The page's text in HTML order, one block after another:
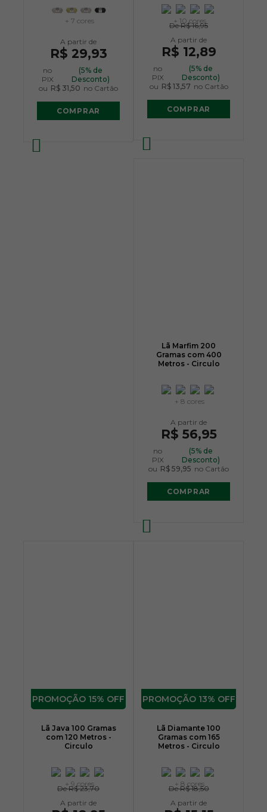
+ 7 cores
R$ 29,93
no
PIX
(5% de
Desconto)
ou R$ 31,50 no Cartão
COMPRAR
+ 10 cores
DeR$ 16,95
R$ 12,89
no
PIX
(5% de
Desconto)
ou R$ 13,57 no Cartão
COMPRAR
Lã Marfim 200
Gramas com 400
Metros - Circulo
+ 8 cores
R$ 56,95
no
PIX
(5% de
Desconto)
ou R$ 59,95 no Cartão
COMPRAR
15% OFF
Lã Java 100 Gramas
com 120 Metros -
Circulo
+ 9 cores
DeR$ 23,70
13% OFF
Lã Diamante 100
Gramas com 165
Metros - Circulo
+ 8 cores
DeR$ 18,50